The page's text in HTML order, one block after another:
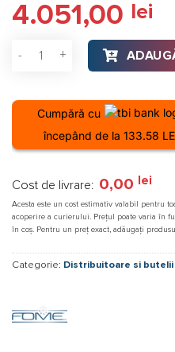
4.051,00 lei
Cantitate Butelie de
Cumpără cu
începând de la 133.58
Cost de livrare: 0,00 lei
Acesta este un cost estimativ valabil pentru
acoperire a curierului. Prețul poate varia în
în coș. Pentru un preț exact, adăugați
Categorie: Distribuitoare si butelii